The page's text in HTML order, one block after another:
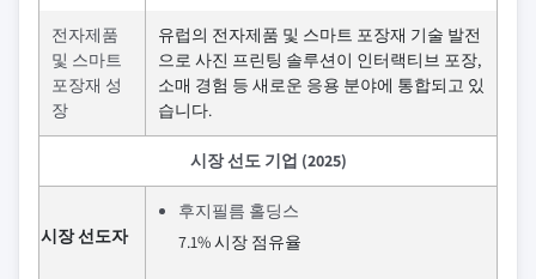
전자제품
및 스마트
포장재 성
장
유럽의 전자제품 및 스마트 포장재 기술 발전
으로 사진 프린팅 솔루션이 인터랙티브 포장,
소매 경험 등 새로운 응용 분야에 통합되고 있
습니다.
시장 선도 기업 (2025)
시장 선도자
후지필름 홀딩스
7.1% 시장 점유율